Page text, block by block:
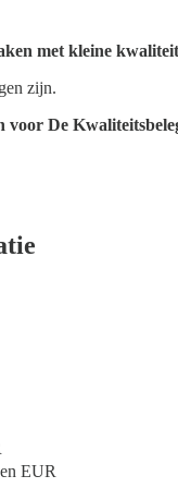
met kleine
zijn.
voor De
EUR